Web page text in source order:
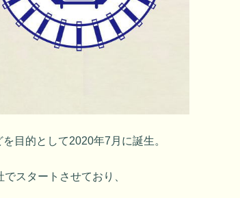
目的として2020年7月に誕生。
スタートさせており、